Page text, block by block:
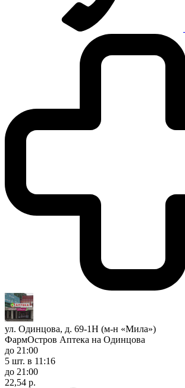
ул. Одинцова, д. 69-1Н (м-н «Мила»)
ФармОстров Аптека на Одинцова
до 21:00
5 шт. в 11:16
до 21:00
22,54 р.